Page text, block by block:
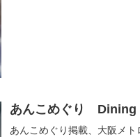
あんこめぐり Dining
あんこめぐり掲載、大阪メ